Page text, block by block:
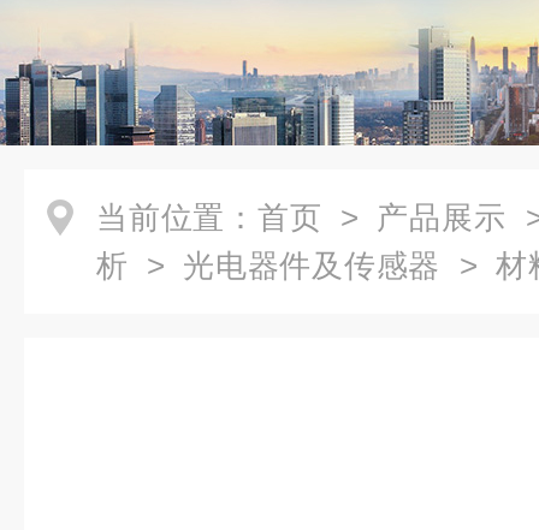
当前位置： 首页 > 产品展示
析 > 光电器件及传感器 > 材